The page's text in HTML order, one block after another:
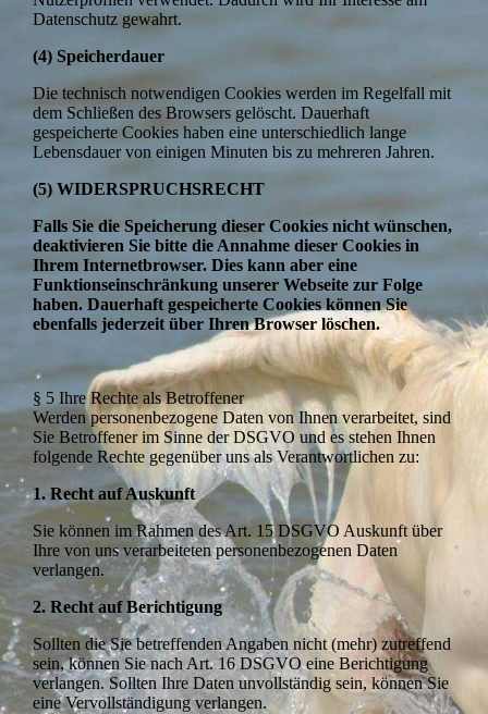
Datenschutz gewahrt.
(4) Speicherdauer
Die technisch notwendigen Cookies werden im Regelfall mit
dem Schließen des Browsers gelöscht. Dauerhaft
gespeicherte Cookies haben eine unterschiedlich lange
Lebensdauer von einigen Minuten bis zu mehreren Jahren.
(5) WIDERSPRUCHSRECHT
Falls Sie die Speicherung dieser Cookies nicht wünschen,
deaktivieren Sie bitte die Annahme dieser Cookies in
Ihrem Internetbrowser. Dies kann aber eine
Funktionseinschränkung unserer Webseite zur Folge
haben. Dauerhaft gespeicherte Cookies können Sie
ebenfalls jederzeit über Ihren Browser löschen.
§ 5 Ihre Rechte als Betroffener
Werden personenbezogene Daten von Ihnen verarbeitet, sind
Sie Betroffener im Sinne der DSGVO und es stehen Ihnen
folgende Rechte gegenüber uns als Verantwortlichen zu:
1. Recht auf Auskunft
Sie können im Rahmen des Art. 15 DSGVO Auskunft über
Ihre von uns verarbeiteten personenbezogenen Daten
verlangen.
2. Recht auf Berichtigung
Sollten die Sie betreffenden Angaben nicht (mehr) zutreffend
sein, können Sie nach Art. 16 DSGVO eine Berichtigung
verlangen. Sollten Ihre Daten unvollständig sein, können Sie
eine Vervollständigung verlangen.